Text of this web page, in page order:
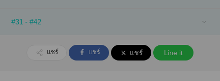
#31 - #42
แชร์ แชร์ แชร์ Line it